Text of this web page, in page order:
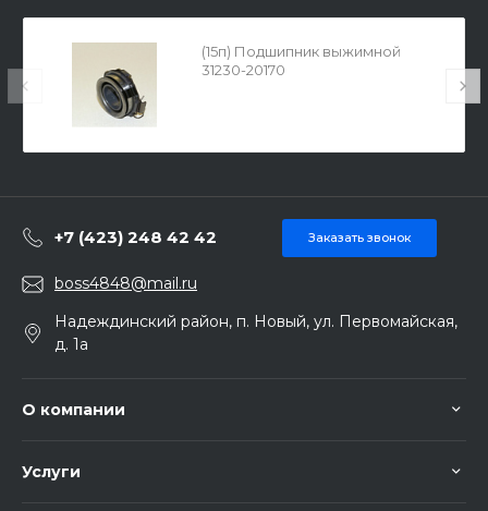
(15п) Подшипник выжимной
31230-20170
+7 (423) 248 42 42 Заказать звонок
boss4848@mail.ru
Надеждинский район, п. Новый, ул. Первомайская,
д. 1а
О компании
Услуги